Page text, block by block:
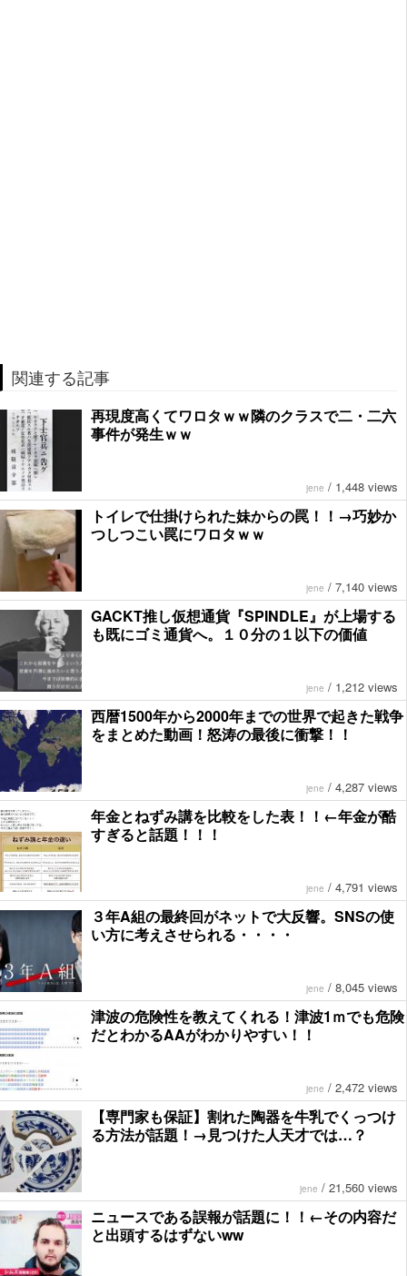
関連する記事
再現度高くてワロタｗｗ隣のクラスで二・二六
事件が発生ｗｗ
jene / 1,448 views
トイレで仕掛けられた妹からの罠！！→巧妙か
つしつこい罠にワロタｗｗ
jene / 7,140 views
GACKT推し仮想通貨『SPINDLE』が上場する
も既にゴミ通貨へ。１０分の１以下の価値
jene / 1,212 views
西暦1500年から2000年までの世界で起きた戦争
をまとめた動画！怒涛の最後に衝撃！！
jene / 4,287 views
年金とねずみ講を比較をした表！！←年金が酷
すぎると話題！！！
jene / 4,791 views
３年A組の最終回がネットで大反響。SNSの使
い方に考えさせられる・・・・
jene / 8,045 views
津波の危険性を教えてくれる！津波1ｍでも危険
だとわかるAAがわかりやすい！！
jene / 2,472 views
【専門家も保証】割れた陶器を牛乳でくっつけ
る方法が話題！→見つけた人天才では…？
jene / 21,560 views
ニュースである誤報が話題に！！←その内容だ
と出頭するはずないww